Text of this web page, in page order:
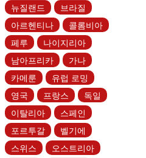
뉴질랜드
브라질
아르헨티나
콜롬비아
페루
나이지리아
남아프리카
가나
카메룬
유럽 로밍
영국
프랑스
독일
이탈리아
스페인
포르투갈
벨기에
스위스
오스트리아